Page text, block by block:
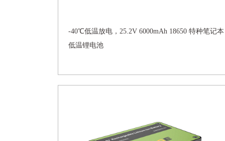
-40℃低温放电，25.2V 6000mAh 18650 特种笔记本
低温锂电池